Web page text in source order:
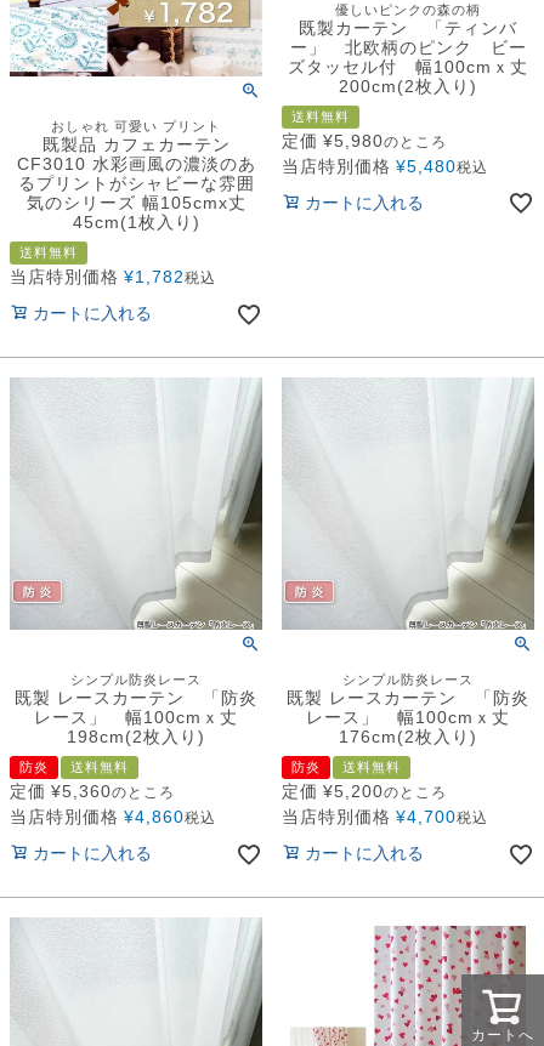
おしゃれ 可愛い プリント
既製品 カフェカーテン
CF3010 水彩画風の濃淡のあ
るプリントがシャビーな雰囲
気のシリーズ 幅105cmx丈
45cm(1枚入り)
送料無料
当店特別価格 ¥1,782税込
カートに入れる
優しいピンクの森の柄
既製カーテン 「ティンバ
ー」 北欧柄のピンク ビー
ズタッセル付 幅100cmｘ丈
200cm(2枚入り)
送料無料
定価 ¥5,980のところ
当店特別価格 ¥5,480税込
カートに入れる
シンプル防炎レース
既製 レースカーテン 「防炎
レース」 幅100cmｘ丈
198cm(2枚入り)
防炎 送料無料
定価 ¥5,360のところ
当店特別価格 ¥4,860税込
カートに入れる
シンプル防炎レース
既製 レースカーテン 「防炎
レース」 幅100cmｘ丈
176cm(2枚入り)
防炎 送料無料
定価 ¥5,200のところ
当店特別価格 ¥4,700税込
カートに入れる
カートへ